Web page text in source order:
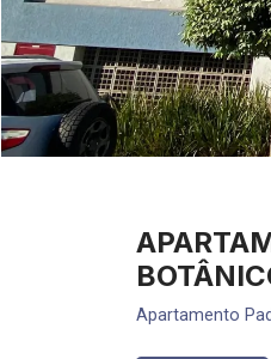
Apartamento